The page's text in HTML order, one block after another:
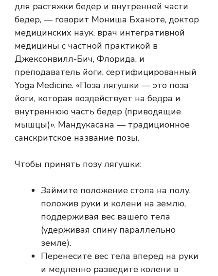
для растяжки бедер и внутренней части
бедер, — говорит Мониша Бханоте, доктор
медицинских наук, врач интегративной
медицины с частной практикой в ​​
Джексонвилл-Бич, Флорида, и
преподаватель йоги, сертифицированный
Yoga Medicine. «Поза лягушки — это поза
йоги, которая воздействует на бедра и
внутреннюю часть бедер (приводящие
мышцы)». Мандукасана — традиционное
санскритское название позы.
Чтобы принять позу лягушки:
Займите положение стола на полу,
положив руки и колени на землю,
поддерживая вес вашего тела
(удерживая спину параллельно
земле).
Перенесите вес тела вперед на руки
и медленно разведите колени в